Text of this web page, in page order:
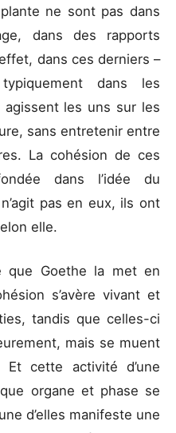
ne sont pas dans
dans des rapports
dans ces derniers –
dans les
les uns sur les
sans entretenir entre
La cohésion de ces
dans l’idée du
pas en eux, ils ont
elle.
que Goethe la met en
s’avère vivant et
tandis que celles-ci
mais se muent
cette activité d’une
organe et phase se
d’elles manifeste une